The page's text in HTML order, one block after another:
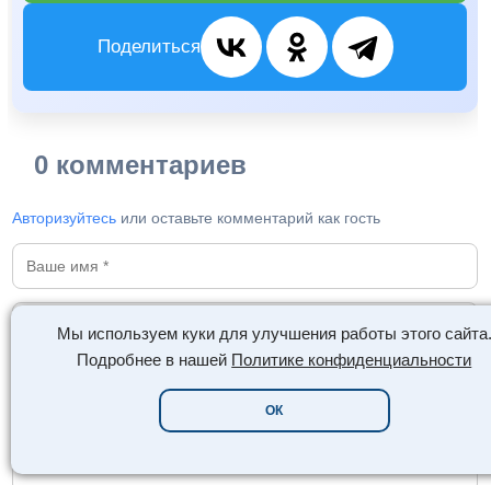
Мы используем куки для улучшения работы этого сайта.
Подробнее в нашей Политике конфиденциальности
ОК
Поделиться
0 комментариев
Авторизуйтесь или оставьте комментарий как гость